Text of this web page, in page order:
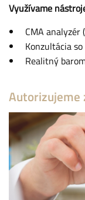
Využívame
CMA
Konzultácia
Realitný
Autorizujeme